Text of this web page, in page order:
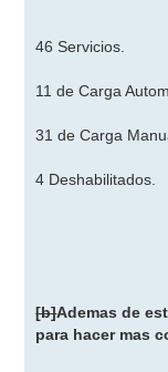
46 Servicios.
11 de Carga
31 de Carga
4 Deshabilitados.
[b]Ademas de
para hacer mas